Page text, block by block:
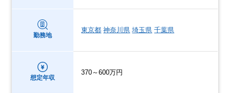
勤務地
東京都 神奈川県 埼玉県 千葉県
想定年収
370～600万円